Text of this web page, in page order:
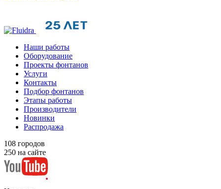
Наши работы
Оборудование
Проекты фонтанов
Услуги
Контакты
Подбор фонтанов
Этапы работы
Производители
Новинки
Распродажа
108 городов
250 на сайте